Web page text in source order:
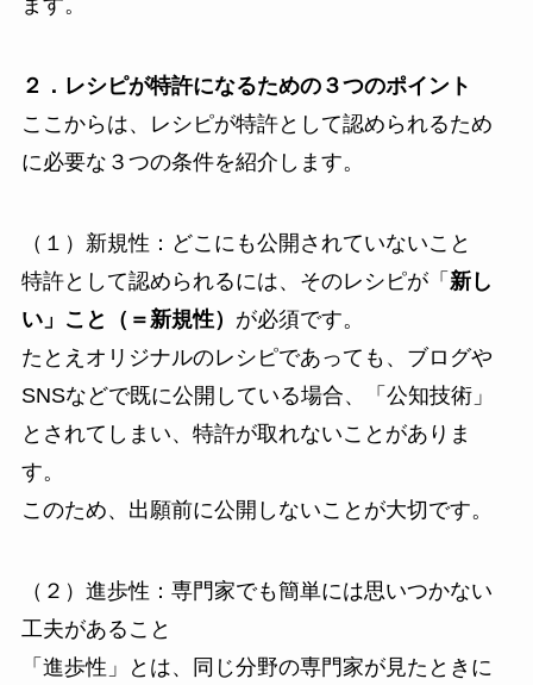
ます。
２．レシピが特許になるための３つのポイント
ここからは、レシピが特許として認められるため
に必要な３つの条件を紹介します。
（１）新規性：どこにも公開されていないこと
特許として認められるには、そのレシピが「 新し
い」こと（＝新規性） が必須です。
たとえオリジナルのレシピであっても、ブログや
SNSなどで既に公開している場合、「公知技術」
とされてしまい、特許が取れないことがありま
す。
このため、出願前に公開しないことが大切です。
（２）進歩性：専門家でも簡単には思いつかない
工夫があること
「進歩性」とは、同じ分野の専門家が見たときに